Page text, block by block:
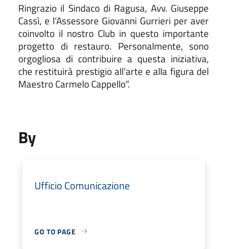
Ringrazio il Sindaco di Ragusa, Avv. Giuseppe
Cassì, e l’Assessore Giovanni Gurrieri per aver
coinvolto il nostro Club in questo importante
progetto di restauro. Personalmente, sono
orgogliosa di contribuire a questa iniziativa,
che restituirà prestigio all’arte e alla figura del
Maestro Carmelo Cappello”.
By
Ufficio Comunicazione
GO TO PAGE